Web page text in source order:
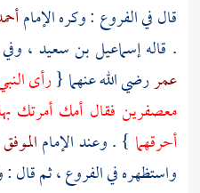
قال في الفروع : وكره الإمام
. قالهإسماعيل بن سعيد ،
عمررضي الله عنهما {رأى
معصفرين فقال أمك أمرتك
أحرقهما } . وعند الإمامالموفق
واستظهره في الفروع ، ثم قال